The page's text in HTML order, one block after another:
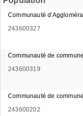
Communauté
243600327
Communauté de
243600319
Communauté de
243600202